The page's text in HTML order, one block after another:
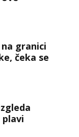
granici
čeka se